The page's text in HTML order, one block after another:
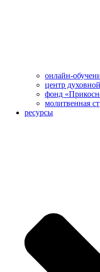
онлайн-
центр
фонд
молитвенная
ресурсы